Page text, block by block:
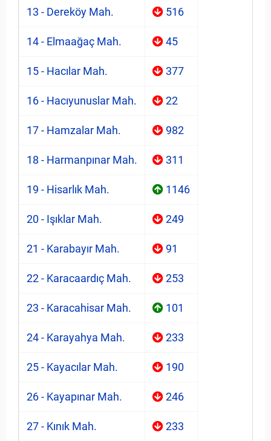
13 - Dereköy Mah. 516
14 - Elmaağaç Mah. 45
15 - Hacılar Mah. 377
16 - Hacıyunuslar Mah. 22
17 - Hamzalar Mah. 982
18 - Harmanpınar Mah. 311
19 - Hisarlık Mah. 1146
20 - Işıklar Mah. 249
21 - Karabayır Mah. 91
22 - Karacaardıç Mah. 253
23 - Karacahisar Mah. 101
24 - Karayahya Mah. 233
25 - Kayacılar Mah. 190
26 - Kayapınar Mah. 246
27 - Kınık Mah. 233